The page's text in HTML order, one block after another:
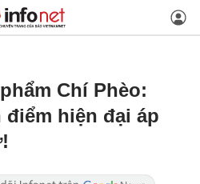
Chí Phèo:
hiện đại áp